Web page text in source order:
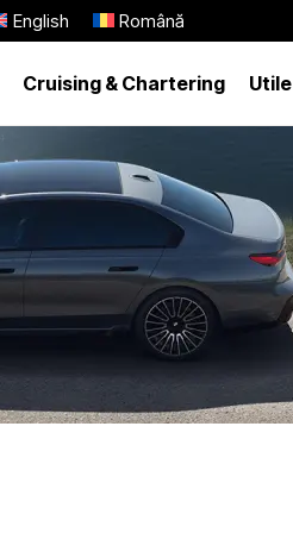
English Română
Cruising & Chartering Utile